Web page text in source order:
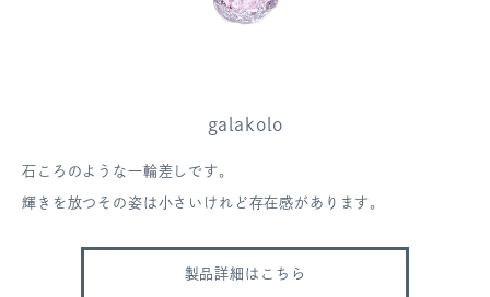
galakolo
石ころのような一輪差しです。
輝きを放つその姿は小さいけれど存在感があります。
製品詳細はこちら